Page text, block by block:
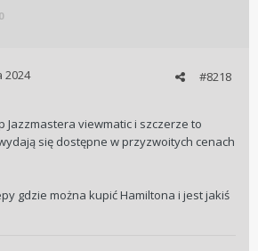
0
#8218
2024
Jazzmastera viewmatic i szczerze to
się dostępne w przyzwoitych cenach
gdzie można kupić Hamiltona i jest jakiś